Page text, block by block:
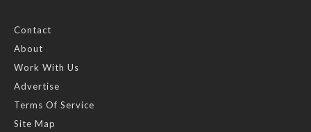
Contact
About
Work With Us
Advertise
Terms Of Service
Site Map